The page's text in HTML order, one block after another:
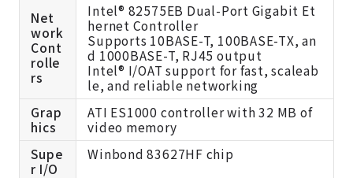
Net
work
Cont
rolle
rs
Intel® 82575EB Dual-Port Gigabit Et
hernet Controller
Supports 10BASE-T, 100BASE-TX, an
d 1000BASE-T, RJ45 output
Intel® I/OAT support for fast, scaleab
le, and reliable networking
Grap
hics
ATI ES1000 controller with 32 MB of
video memory
Supe
r I/O
Winbond 83627HF chip